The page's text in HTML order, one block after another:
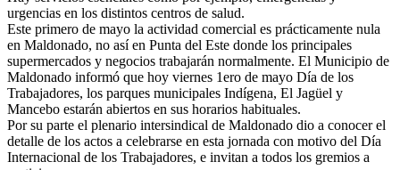
urgencias en los distintos centros de salud.
Este primero de mayo la actividad comercial es prácticamente nula
en Maldonado, no así en Punta del Este donde los principales
supermercados y negocios trabajarán normalmente. El Municipio de
Maldonado informó que hoy viernes 1ero de mayo Día de los
Trabajadores, los parques municipales Indígena, El Jagüel y
Mancebo estarán abiertos en sus horarios habituales.
Por su parte el plenario intersindical de Maldonado dio a conocer el
detalle de los actos a celebrarse en esta jornada con motivo del Día
Internacional de los Trabajadores, e invitan a todos los gremios a